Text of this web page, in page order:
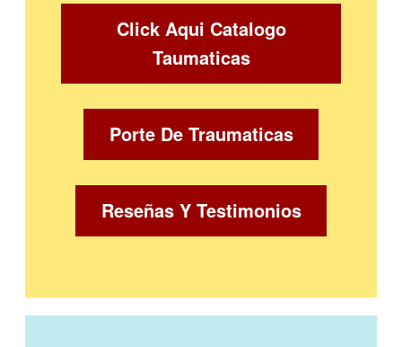
Click Aqui Catalogo
Taumaticas
Porte De Traumaticas
Reseñas Y Testimonios